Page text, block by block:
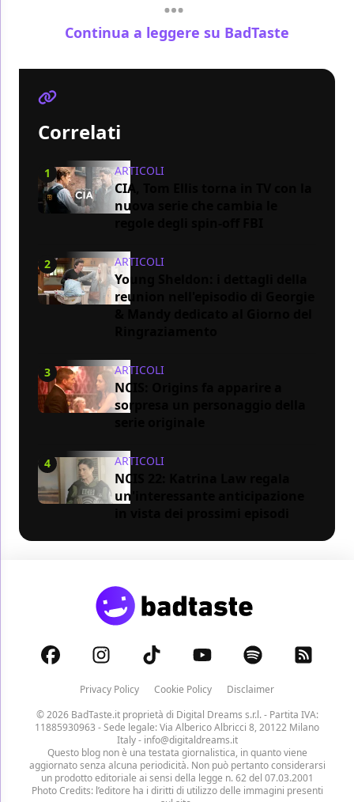
Continua a leggere su BadTaste
Correlati
1 ARTICOLI
CIA, Tom Ellis torna in TV con la
nuova serie che cambia le
2 ARTICOLI
Young Sheldon: i dettagli della
reunion nell'episodio di Georgie
3 ARTICOLI
NCIS: Origins fa apparire a
sorpresa un personaggio della
4 ARTICOLI
NCIS 22: Katrina Law regala
un'interessante anticipazione
Privacy Policy Cookie Policy
Disclaimer
© 2026 BadTaste.it proprietà di Digital Dreams s.r.l.- Partita IVA:
11885930963 - Sede legale: Via Alberico Albricci 8, 20122 Milano
Italy - info@digitaldreams.it
Questo blog non è una testata giornalistica, in quanto viene
aggiornato senza alcuna periodicità. Non può pertanto considerarsi
un prodotto editoriale ai sensi della legge n. 62 del 07.03.2001
Photo Credits: l’editore ha i diritti di utilizzo delle immagini presenti